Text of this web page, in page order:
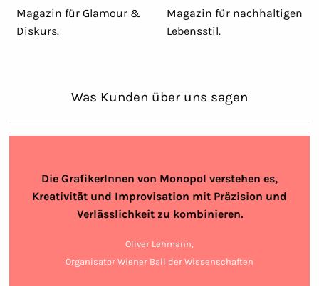
Magazin für Glamour &
Diskurs.
Magazin für nachhaltigen
Lebensstil.
Was Kunden über uns sagen
Die GrafikerInnen von Monopol verstehen es,
Kreativität und Improvisation mit Präzision und
Verlässlichkeit zu kombinieren.
Oliver Lehmann,
Organisator Wiener Ball der Wissenschaften